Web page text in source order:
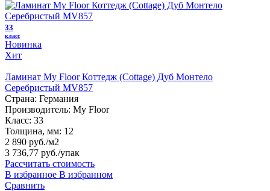
33
класс
Новинка
Хит
Ламинат My Floor Коттедж (Cottage) Дуб Монтело
Серебристый MV857
Страна: Германия
Производитель: My Floor
Класс: 33
Толщина, мм: 12
2 890 руб./м2
3 736,77 руб./упак
Рассчитать стоимость
В избранное В избранном
Сравнить